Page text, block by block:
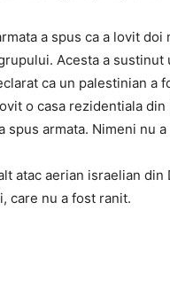
a spus ca a lovit
Acesta a
ca un palestinian a
o casa rezidentiala
spus armata. Nimeni nu
atac aerian israelian din
care nu a fost ranit.